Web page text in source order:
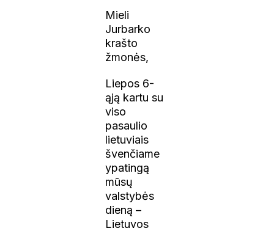
Mieli
Jurbarko
krašto
žmonės,
Liepos 6-
ąją kartu su
viso
pasaulio
lietuviais
švenčiame
ypatingą
mūsų
valstybės
dieną –
Lietuvos